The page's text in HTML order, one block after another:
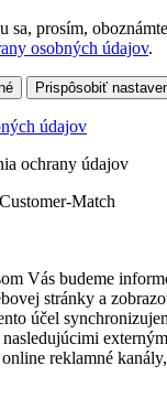
sa, prosím,
osobných údajov.
Prispôsobiť
údajov
ochrany údajov
Match
Vás budeme
stránky a
účel
nasledujúcimi
reklamné